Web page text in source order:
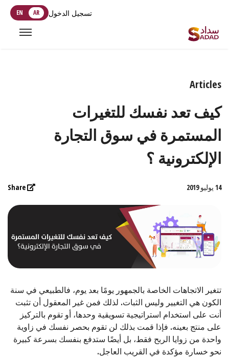
تسجيل الدخول EN AR
Articles
كيف تعد نفسك للتغيرات
المستمرة في سوق التجارة
الإلكترونية ؟
14 يوليو 2019 Share
تتغير الاتجاهات الخاصة بالجمهور يومًا بعد يوم، فالطبيعي في سنة
الكون هي التغيير وليس الثبات. لذلك فمن غير المعقول أن تثبت
أنت على استخدام استراتيجية تسويقية وحدها، أو تقوم بالتركيز
على منتج بعينه. فإذا قمت بذلك لن تقوم بحصر نفسك في زاوية
واحدة من زوايا الربح فقط، بل أيضًا ستدفع بنفسك بسرعة كبيرة
نحو خسارة مؤكدة في القريب العاجل.